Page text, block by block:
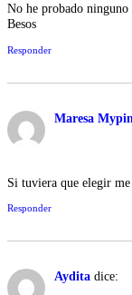
No he probado ninguno
Besos
Responder
Maresa
Si tuviera que elegir
Responder
Aydita dice: